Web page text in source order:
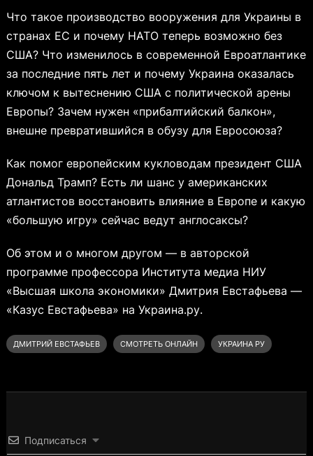
Что такое производство вооружения для Украины в
странах ЕС и почему НАТО теперь возможно без
США? Что изменилось в современной Евроатлантике
за последние пять лет и почему Украина оказалась
ключом к вытеснению США с политической арены
Европы? Зачем нужен «прибалтийский балкон»,
внешне превратившийся в обузу для Евросоюза?
Как помог европейским кукловодам президент США
Дональд Трамп? Есть ли шанс у американских
атлантистов восстановить влияние в Европе и какую
«большую игру» сейчас ведут англосаксы?
Об этом и о многом другом — в авторской
программе профессора Института медиа НИУ
«Высшая школа экономики» Дмитрия Евстафьева —
«Казус Евстафьева» на Украина.ру.
ДМИТРИЙ ЕВСТАФЬЕВ СМОТРЕТЬ ОНЛАЙН УКРАИНА РУ
Подписаться